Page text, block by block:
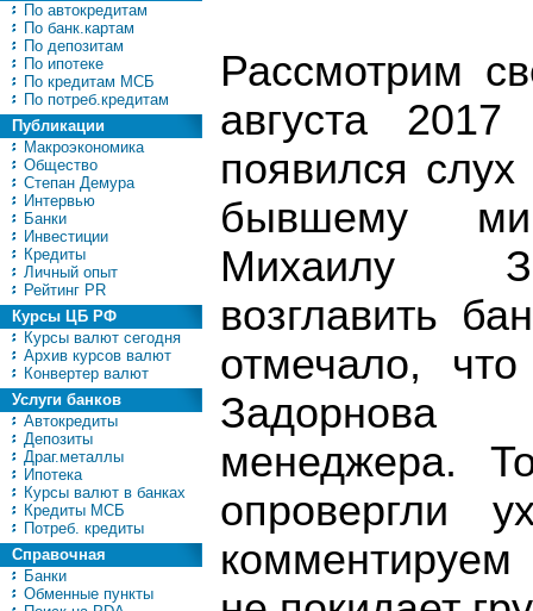
По автокредитам
По банк.картам
По депозитам
По ипотеке
По кредитам МСБ
По потреб.кредитам
Публикации
Макроэкономика
Общество
Степан Демура
Интервью
Банки
Инвестиции
Кредиты
Личный опыт
Рейтинг PR
Курсы ЦБ РФ
Курсы валют сегодня
Архив курсов валют
Конвертер валют
Услуги банков
Автокредиты
Депозиты
Драг.металлы
Ипотека
Курсы валют в банках
Кредиты МСБ
Потреб. кредиты
Справочная
Банки
Обменные пункты
Рассмотрим
августа
появился
бывшему
Михаилу
возглавить
отмечало, что
Задорнова
менеджера.
опровергли